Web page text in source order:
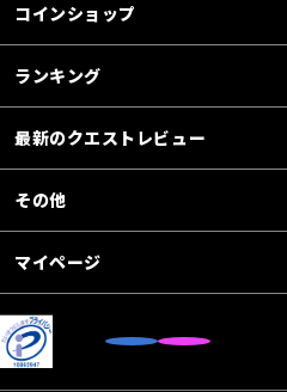
コインショップ
ランキング
最新のクエストレビュー
その他
マイページ